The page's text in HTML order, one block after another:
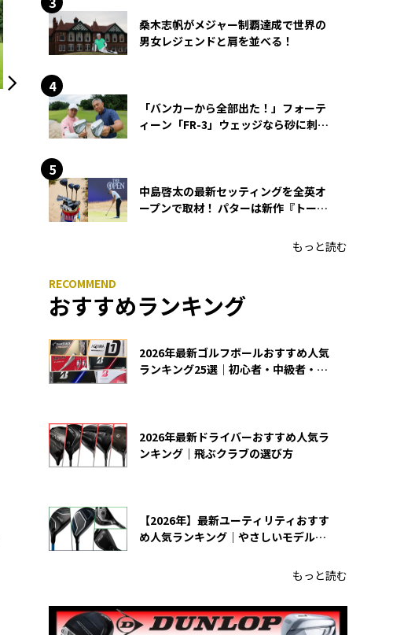
桑木志帆がメジャー制覇達成で世界の
男女レジェンドと肩を並べる！
「バンカーから全部出た！」フォーテ
ィーン「FR-3」ウェッジなら砂に刺さ
中島啓太の最新セッティングを全英オ
ープンで取材！ パターは新作『トーチ
もっと読む
おすすめランキング
2026年最新ゴルフボールおすすめ人気
ランキング25選｜初心者・中級者・上
2026年最新ドライバーおすすめ人気ラ
ンキング｜飛ぶクラブの選び方
【2026年】最新ユーティリティおすす
め人気ランキング｜やさしいモデルの
もっと読む